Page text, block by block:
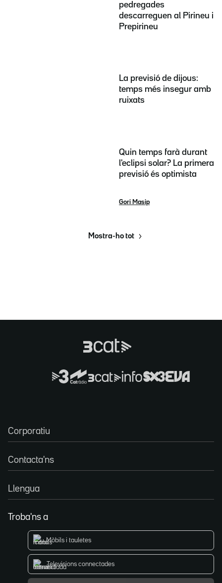
pedregades
descarreguen al Pirineu i
Prepirineu
La previsió de dijous:
temps més insegur amb
ruixats
Quin temps farà durant
l'eclipsi solar? La primera
previsió és optimista
Gori Masip
Mostra-ho tot
Corporatiu
Contacta'ns
Llengua
Troba'ns a
Mòbils i tauletes
Televisions connectades